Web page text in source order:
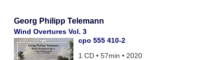
Georg Philipp Telemann
Wind Overtures Vol. 3
cpo 555 410-2
1 CD • 57min • 2020